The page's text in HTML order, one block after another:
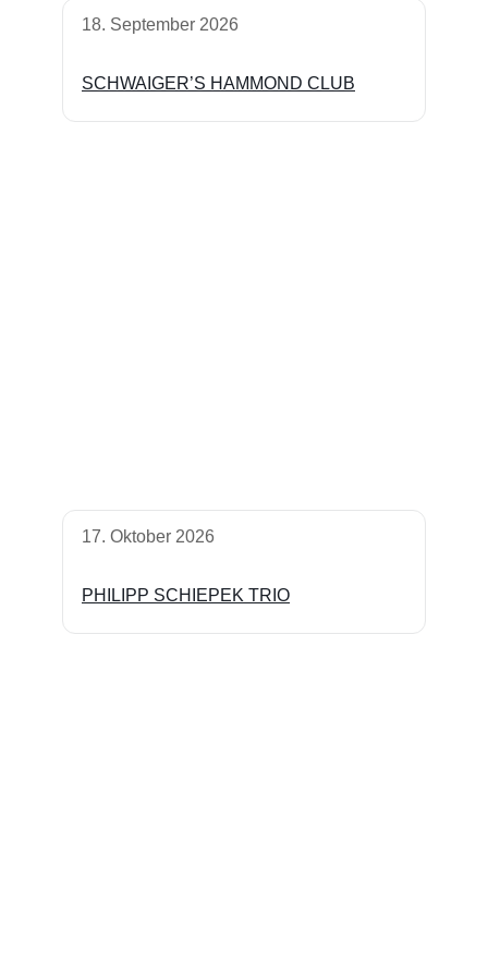
18. September 2026
SCHWAIGER’S HAMMOND CLUB
17. Oktober 2026
PHILIPP SCHIEPEK TRIO